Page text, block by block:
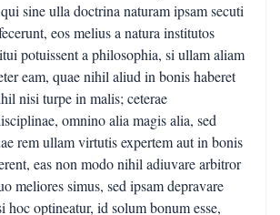
sine ulla doctrina naturam ipsam secuti
eos melius a natura institutos
potuissent a philosophia, si ullam aliam
eam, quae nihil aliud in bonis haberet
nisi turpe in malis; ceterae
omnino alia magis alia, sed
rem ullam virtutis expertem aut in bonis
eas non modo nihil adiuvare arbitror
meliores simus, sed ipsam depravare
hoc optineatur, id solum bonum esse,